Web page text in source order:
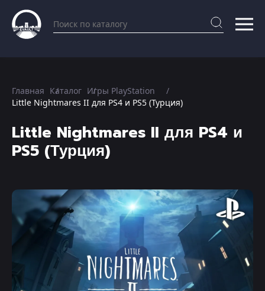
Главная Каталог Игры PlayStation
Little Nightmares II для PS4 и PS5 (Турция)
Little Nightmares II для PS4 и
PS5 (Турция)